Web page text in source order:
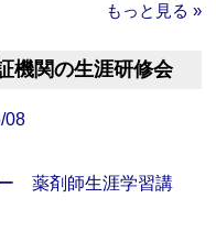
もっと見る »
機関の生涯研修会
08
薬剤師生涯学習講